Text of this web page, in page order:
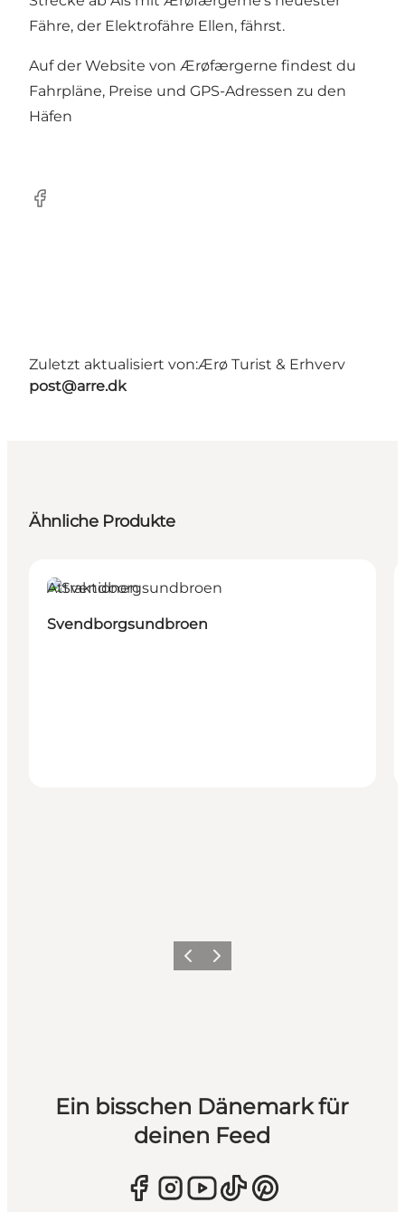
Fähre, der Elektrofähre Ellen, fährst.
Auf der Website von Ærøfærgerne findest du
Fahrpläne, Preise und GPS-Adressen zu den
Häfen
Facebook
Zuletzt aktualisiert von:Ærø Turist & Erhverv
post@arre.dk
Ähnliche Produkte
Attraktionen
Svendborgsundbroen
ZurückWeiter
Ein bisschen Dänemark für
deinen Feed